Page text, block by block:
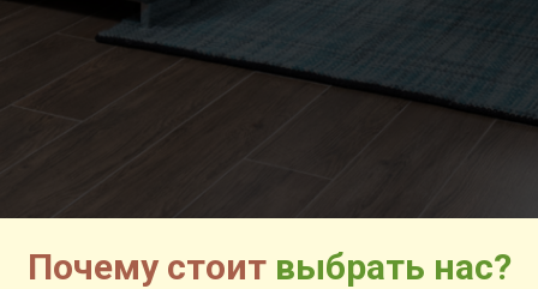
Почему стоит выбрать нас?